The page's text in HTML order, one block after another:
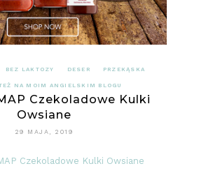
BEZ LAKTOZY DESER PRZEKĄSKA
NA MOIM ANGIELSKIM BLOGU
Czekoladowe Kulki
Owsiane
29 MAJA, 2019